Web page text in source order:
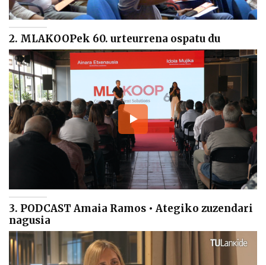
2. MLAKOOPek 60. urteurrena ospatu du
3. PODCAST Amaia Ramos • Ategiko zuzendari
nagusia